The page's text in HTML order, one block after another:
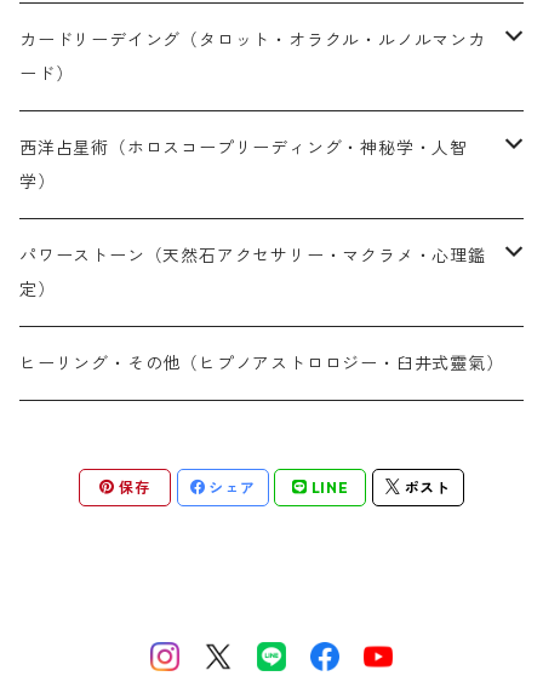
対面セラピー（完全予約制）
オンラインセラピー（完全予約制）
カードリーデイング（タロット・オラクル・ルノルマンカ
ード）
LINE鑑定（30分単位・予約制）
オンライン通話鑑定（30分単位・予約制）
メール鑑定（PDF納品10〜14日）
対面鑑定（完全予約制）
西洋占星術（ホロスコープリーディング・神秘学・人智
学）
LINE鑑定（30分単位・予約制）
オンライン鑑定（30分単位・予約制）
メール鑑定（PDF納品 現在10〜14日）
対面鑑定（完全予約制）
パワーストーン（天然石アクセサリー・マクラメ・心理鑑
定）
天然石アイテム
ヒーリング・その他（ヒプノアストロロジー・臼井式靈氣）
保存 シェア LINE ポスト